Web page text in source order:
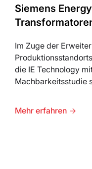
Siemens
Im Zuge der
die IE Technology
Machbarkeitsstudie
Mehr erfahren